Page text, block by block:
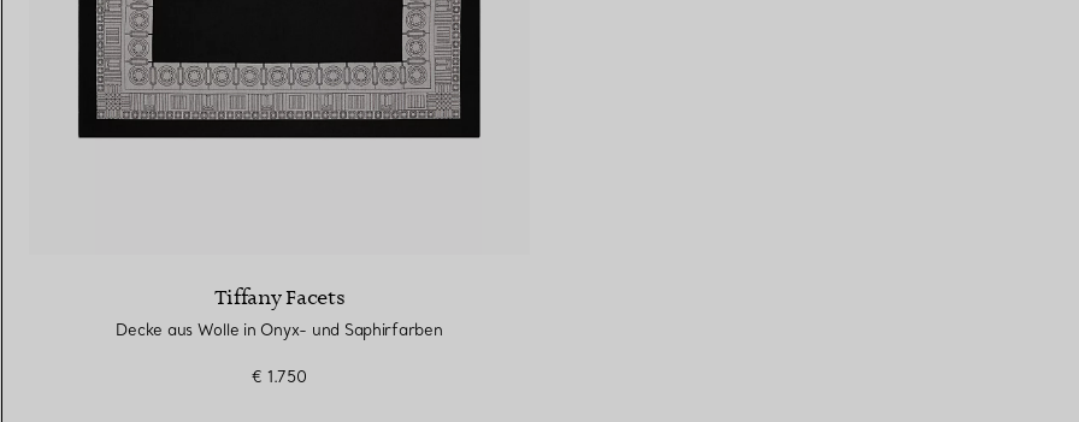
Vereinbaren Sie IhrenTermin
Tiffany Facets
Decke aus Wolle in Onyx- und Saphirfarben
€ 1.750